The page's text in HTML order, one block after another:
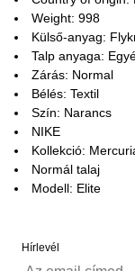
Weight: 998
Külső-anyag:
Talp anyaga:
Zárás: Normal
Bélés: Textil
Szín: Narancs
NIKE
Kollekció:
Normál talaj
Modell: Elite
Hírlevél